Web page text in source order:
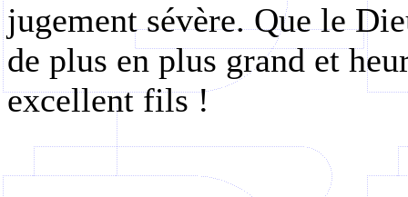
jugement sévère. Que le
de plus en plus grand et
excellent fils !